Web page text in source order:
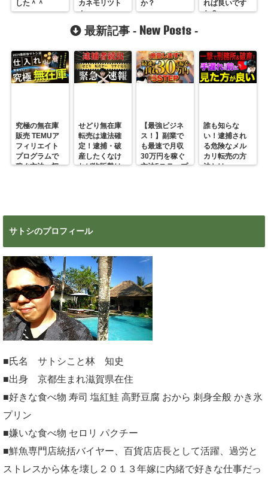
した＾＾
カネモリツト
ム
か？
れば良いです
か？
最新記事 - New Posts -
究極の無在庫
販売 TEMUア
フィリエイト
プログラムで
稼ぐ方法 初
せどり無在庫
転売は違法確
定！逮捕・破
産したくなけ
れば物販勢は
【最強ビジネ
ス！】副業で
も最速で月収
30万円を稼ぐ
方法5ステップ
誰も知らな
い！逮捕され
る危険なメル
カリ転売の方
法とは
サトシのプロフィール
■氏名 サトシこと林 知史
■出身 京都生まれ滋賀県在住
■好きな食べ物 寿司 塩紅鮭 高野豆腐 おから 刺身全般 かき氷
プリン
■嫌いな食べ物 セロリ パクチー
■鮮魚専門店統括バイヤー、百貨店店長として活躍、過労と
ストレスから体を壊し２０１３年嫁に内緒で好きな仕事だっ